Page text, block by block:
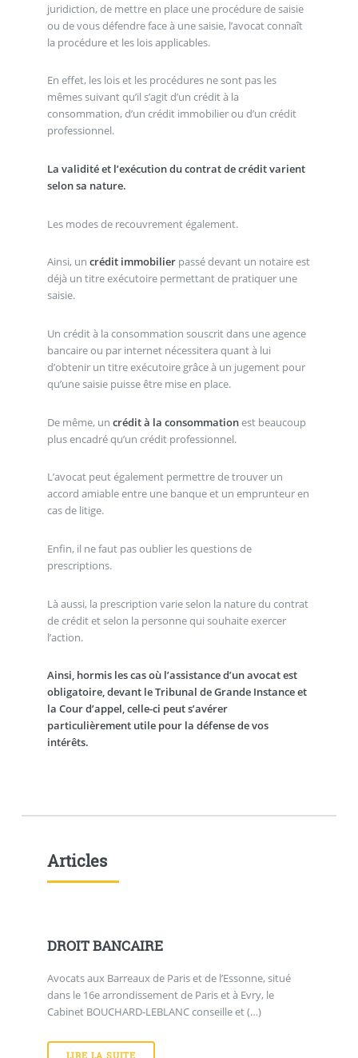
juridiction, de mettre en place une procédure de saisie
ou de vous défendre face à une saisie, l’avocat connaît
la procédure et les lois applicables.
En effet, les lois et les procédures ne sont pas les
mêmes suivant qu’il s’agit d’un crédit à la
consommation, d’un crédit immobilier ou d’un crédit
professionnel.
La validité et l’exécution du contrat de crédit varient
selon sa nature.
Les modes de recouvrement également.
Ainsi, un crédit immobilierpassé devant un notaire est
déjà un titre exécutoire permettant de pratiquer une
saisie.
Un crédit à la consommation souscrit dans une agence
bancaire ou par internet nécessitera quant à lui
d’obtenir un titre exécutoire grâce à un jugement pour
qu’une saisie puisse être mise en place.
De même, un crédit à la consommationest beaucoup
plus encadré qu’un crédit professionnel.
L’avocat peut également permettre de trouver un
accord amiable entre une banque et un emprunteur en
cas de litige.
Enfin, il ne faut pas oublier les questions de
prescriptions.
Là aussi, la prescription varie selon la nature du contrat
de crédit et selon la personne qui souhaite exercer
l’action.
Ainsi, hormis les cas où l’assistance d’un avocat est
obligatoire, devant le Tribunal de Grande Instance et
la Cour d’appel, celle-ci peut s’avérer
particulièrement utile pour la défense de vos
intérêts.
Articles
DROIT BANCAIRE
Avocats aux Barreaux de Paris et de l’Essonne, situé
dans le 16e arrondissement de Paris et à Evry, le
Cabinet BOUCHARD-LEBLANC conseille et (…)
LIRE LA SUITE